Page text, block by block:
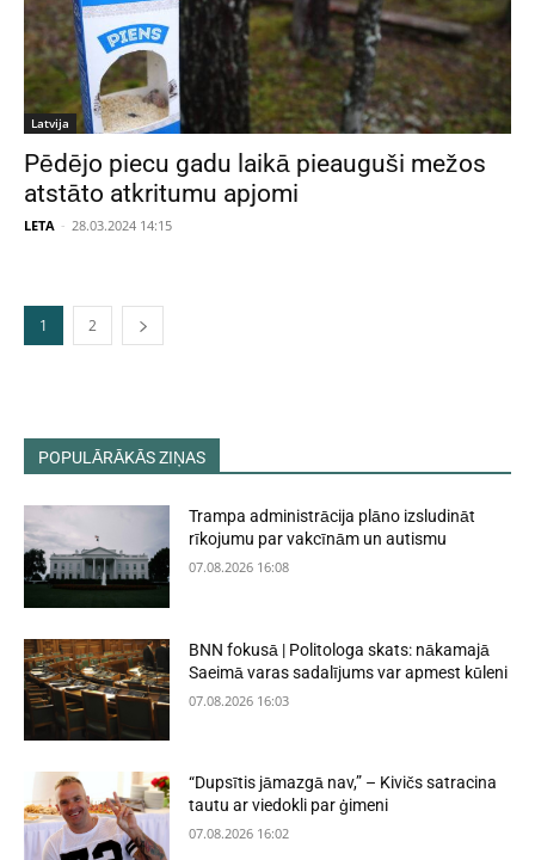
Latvija
Pēdējo piecu gadu laikā pieauguši mežos
atstāto atkritumu apjomi
LETA - 28.03.2024 14:15
1 2
POPULĀRĀKĀS ZIŅAS
Trampa administrācija plāno izsludināt
rīkojumu par vakcīnām un autismu
07.08.2026 16:08
BNN fokusā | Politologa skats: nākamajā
Saeimā varas sadalījums var apmest kūleni
07.08.2026 16:03
“Dupsītis jāmazgā nav,” – Kivičs satracina
tautu ar viedokli par ģimeni
07.08.2026 16:02